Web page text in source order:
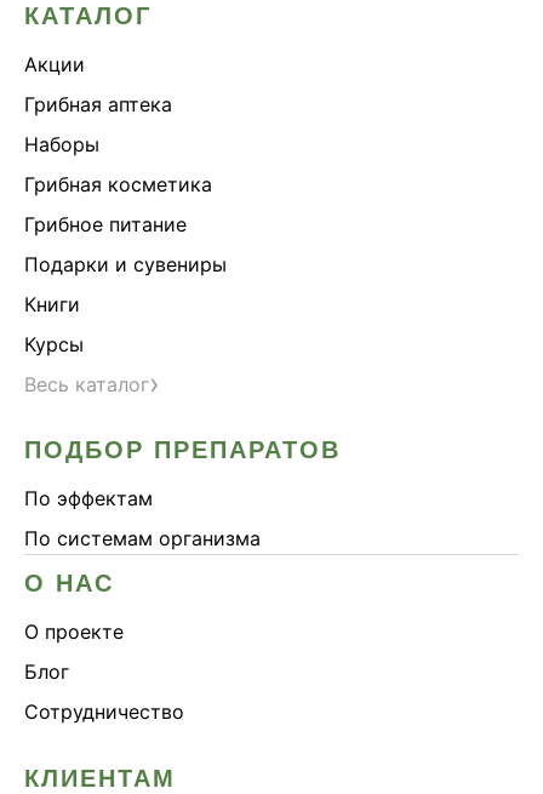
КАТАЛОГ
Акции
Грибная аптека
Наборы
Грибная косметика
Грибное питание
Подарки и сувениры
Книги
Курсы
Весь каталог›
ПОДБОР ПРЕПАРАТОВ
По эффектам
По системам организма
О НАС
О проекте
Блог
Сотрудничество
КЛИЕНТАМ